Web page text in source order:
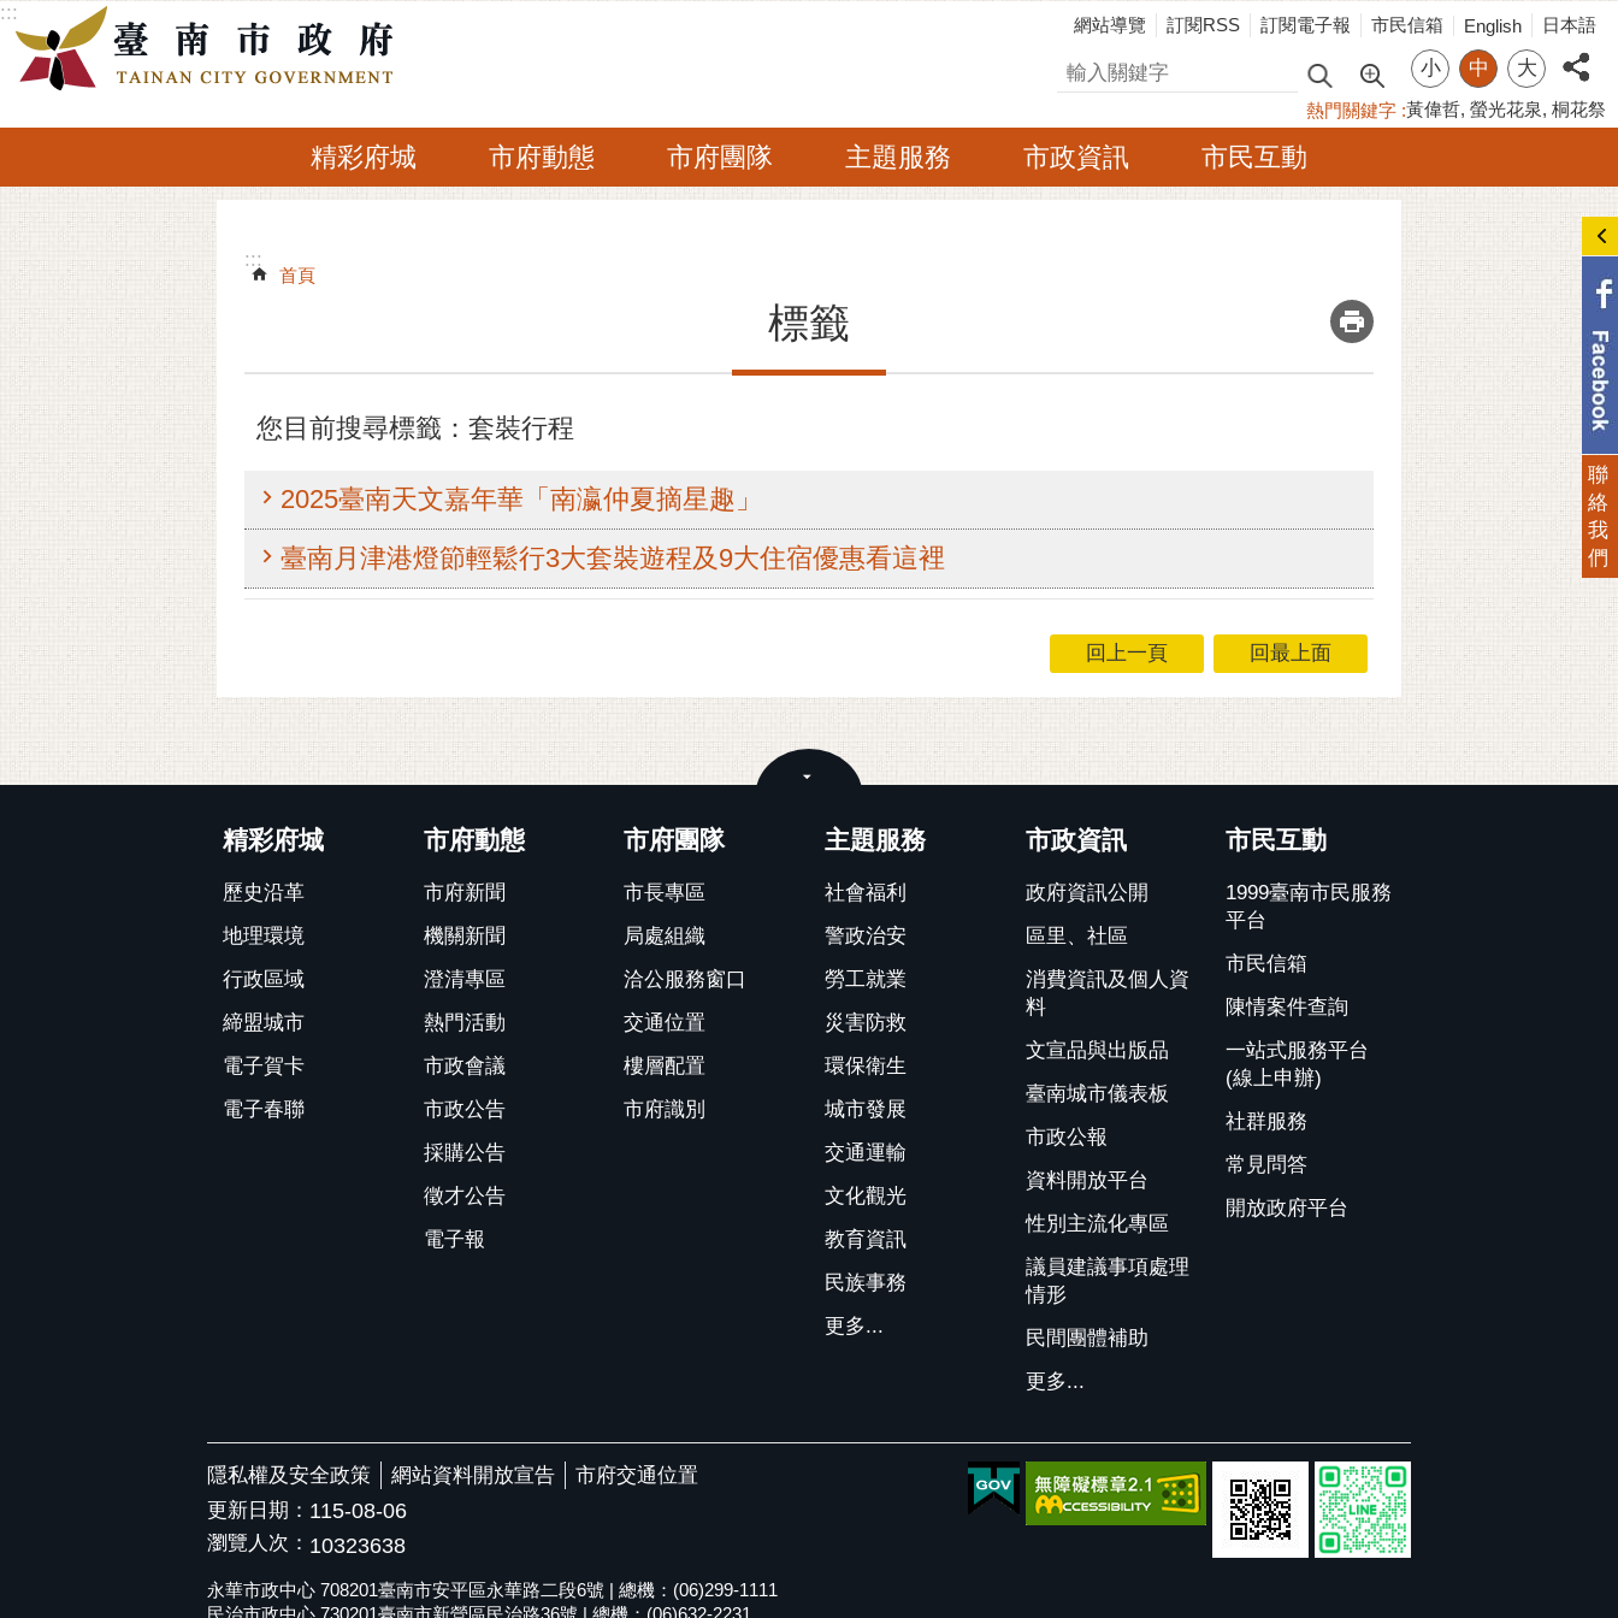
跳到主要內容區塊
:::
網站導覽 訂閱RSS 訂閱電子報 市民信箱 English 日本語
搜尋 小 中 大
熱門關鍵字 黃偉哲 螢光花泉 桐花祭
精彩府城 市府動態 市府團隊 主題服務 市政資訊 市民互動
:::
:::
首頁
標籤 _
您目前搜尋標籤：套裝行程
2025臺南天文嘉年華「南瀛仲夏摘星趣」
臺南月津港燈節輕鬆行3大套裝遊程及9大住宿優惠看這裡
回上一頁 回最上面
精彩府城
歷史沿革
地理環境
行政區域
締盟城市
電子賀卡
電子春聯
市府動態
市府新聞
機關新聞
澄清專區
熱門活動
市政會議
市政公告
採購公告
徵才公告
電子報
市府團隊
市長專區
局處組織
洽公服務窗口
交通位置
樓層配置
市府識別
主題服務
社會福利
警政治安
勞工就業
災害防救
環保衛生
城市發展
交通運輸
文化觀光
教育資訊
民族事務
更多...
市政資訊
政府資訊公開
區里、社區
消費資訊及個人資
料
文宣品與出版品
臺南城市儀表板
市政公報
資料開放平台
性別主流化專區
議員建議事項處理
情形
民間團體補助
更多...
市民互動
1999臺南市民服務
平台
市民信箱
陳情案件查詢
一站式服務平台
(線上申辦)
社群服務
常見問答
開放政府平台
隱私權及安全政策 網站資料開放宣告
市府交通位置
更新日期： 115-08-06
瀏覽人次： 10323638
永華市政中心 708201臺南市安平區永華路二段6號 | 總機：(06)299-1111
民治市政中心 730201臺南市新營區民治路36號 | 總機：(06)632-2231
聯
絡
我
們